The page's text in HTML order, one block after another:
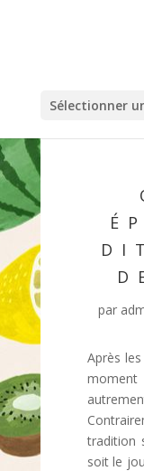
Sélectionner
par
Après
tradition
soit le